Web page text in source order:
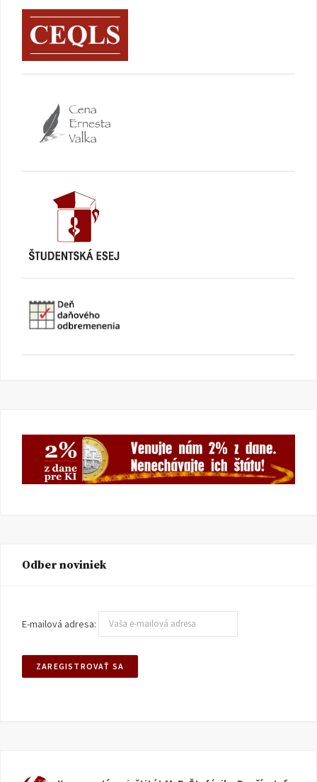
Odber noviniek
E-mailová adresa: